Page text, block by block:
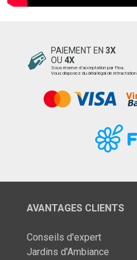
PAIEMENT EN 3X
OU 4X
Sous réserve d’acceptation par Floa.
Vous disposez du délai légal de rétractation
AVANTAGES CLIENTS
Conseils d'expert
Jardins d'Ambiance